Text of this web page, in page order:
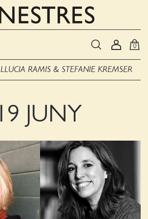
0
LLUCIA RAMIS & STEFANIE KREMSER
19 JUNY